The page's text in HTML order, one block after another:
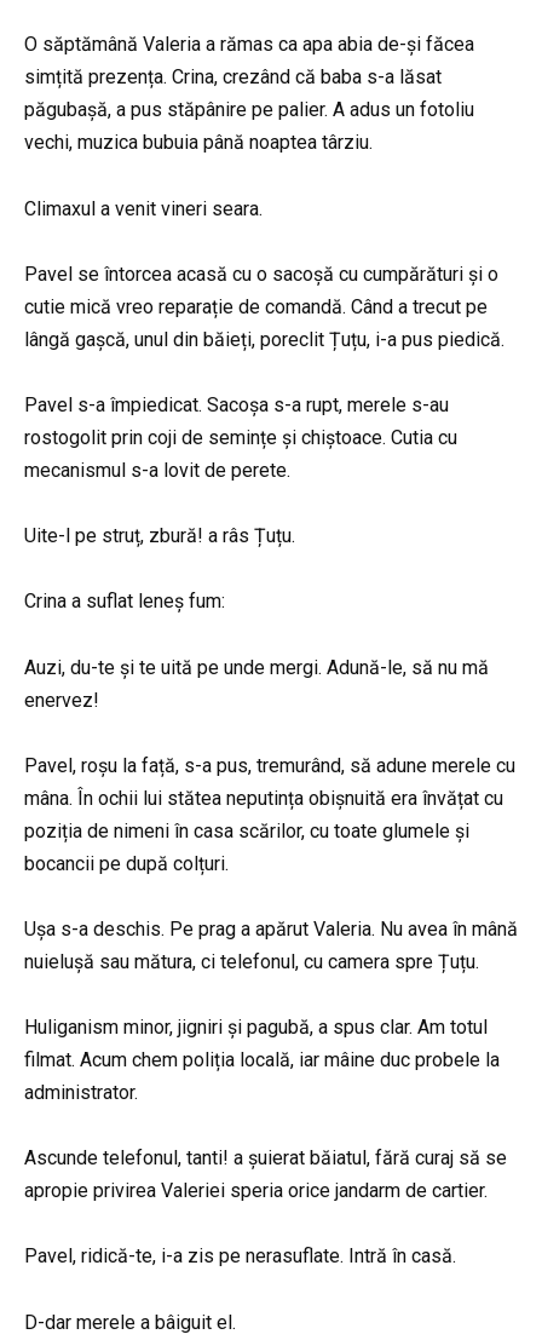
O săptămână Valeria a rămas ca apa abia de-și făcea
simțită prezența. Crina, crezând că baba s-a lăsat
păgubașă, a pus stăpânire pe palier. A adus un fotoliu
vechi, muzica bubuia până noaptea târziu.
Climaxul a venit vineri seara.
Pavel se întorcea acasă cu o sacoșă cu cumpărături și o
cutie mică vreo reparație de comandă. Când a trecut pe
lângă gașcă, unul din băieți, poreclit Țuțu, i-a pus piedică.
Pavel s-a împiedicat. Sacoșa s-a rupt, merele s-au
rostogolit prin coji de semințe și chiștoace. Cutia cu
mecanismul s-a lovit de perete.
Uite-l pe struț, zbură! a râs Țuțu.
Crina a suflat leneș fum:
Auzi, du-te și te uită pe unde mergi. Adună-le, să nu mă
enervez!
Pavel, roșu la față, s-a pus, tremurând, să adune merele cu
mâna. În ochii lui stătea neputința obișnuită era învățat cu
poziția de nimeni în casa scărilor, cu toate glumele și
bocancii pe după colțuri.
Ușa s-a deschis. Pe prag a apărut Valeria. Nu avea în mână
nuielușă sau mătura, ci telefonul, cu camera spre Țuțu.
Huliganism minor, jigniri și pagubă, a spus clar. Am totul
filmat. Acum chem poliția locală, iar mâine duc probele la
administrator.
Ascunde telefonul, tanti! a șuierat băiatul, fără curaj să se
apropie privirea Valeriei speria orice jandarm de cartier.
Pavel, ridică-te, i-a zis pe nerasuflate. Intră în casă.
D-dar merele a bâiguit el.